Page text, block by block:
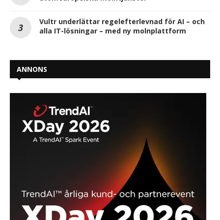
Vultr underlättar regelefterlevnad för AI – och
alla IT-lösningar – med ny molnplattform
ANNONS